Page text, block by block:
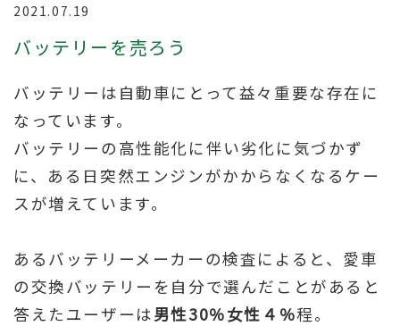
2021.07.19
バッテリーを売ろう
バッテリーは自動車にとって益々重要な存在に
なっています。
バッテリーの高性能化に伴い劣化に気づかず
に、ある日突然エンジンがかからなくなるケー
スが増えています。
あるバッテリーメーカーの検査によると、愛車
の交換バッテリーを自分で選んだことがあると
答えたユーザーは男性30％女性４％程。